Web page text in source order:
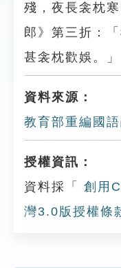
殘，夜長衾枕
郎》第三折：
甚衾枕歡娛。」
資料來源：
教育部重編國
授權資訊：
資料採「
創用
灣3.0版授權條